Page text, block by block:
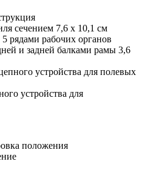
сечением 7,6 x 10,1 см
рядами рабочих органов
и задней балками рамы 3,6
устройства для полевых
устройства для
положения